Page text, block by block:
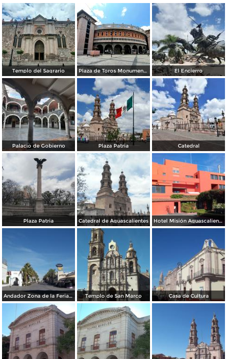
Templo del Sagrario Plaza de Toros Monumental El Encierro
Palacio de Gobierno Plaza Patria Catedral
Plaza Patria Catedral de Aguascalientes Hotel Misión Aguascalientes Sur. Abril/2017
Andador Zona de la Feria de San Marcos Aguascalientes Templo de San Marco Casa de Cultura